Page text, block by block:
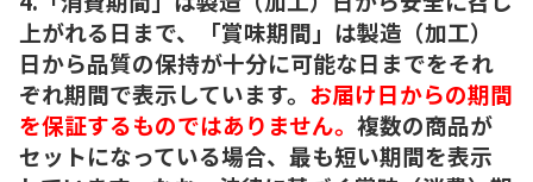
上がれる日まで、「賞味期間」は製造（加工）
日から品質の保持が十分に可能な日までをそれ
ぞれ期間で表示しています。 お届け日からの期間
を保証するものではありません。 複数の商品が
セットになっている場合、最も短い期間を表示